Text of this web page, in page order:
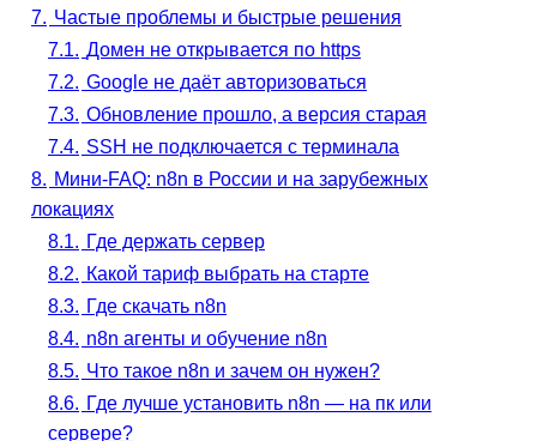
7. Частые проблемы и быстрые решения
7.1. Домен не открывается по https
7.2. Google не даёт авторизоваться
7.3. Обновление прошло, а версия старая
7.4. SSH не подключается с терминала
8. Мини-FAQ: n8n в России и на зарубежных
локациях
8.1. Где держать сервер
8.2. Какой тариф выбрать на старте
8.3. Где скачать n8n
8.4. n8n агенты и обучение n8n
8.5. Что такое n8n и зачем он нужен?
8.6. Где лучше установить n8n — на пк или
сервере?